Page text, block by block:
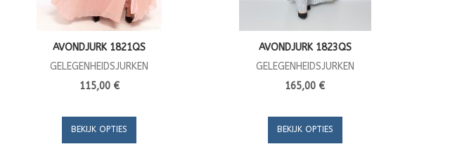
AVONDJURK 1821QS
GELEGENHEIDSJURKEN
115,00 €
BEKIJK OPTIES
AVONDJURK 1823QS
GELEGENHEIDSJURKEN
165,00 €
BEKIJK OPTIES